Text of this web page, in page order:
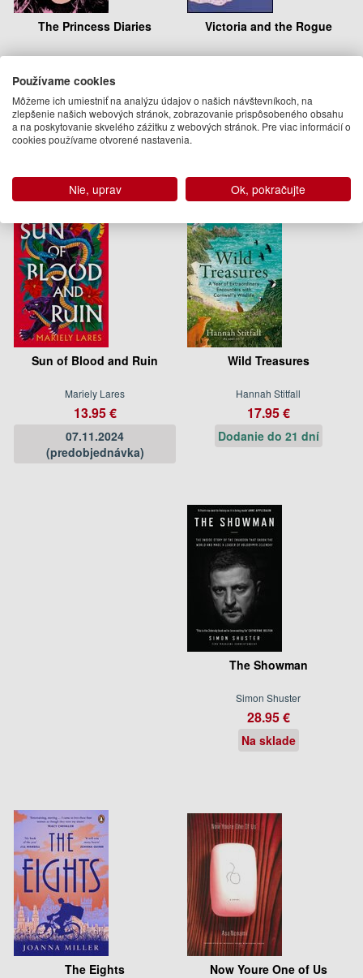
The Princess Diaries
Meg Cabot
12.95 €
Dodanie do 21 dní
Victoria and the Rogue
Meg Cabot
Na objednávku
Podobné knihy
Sun of Blood and Ruin
Mariely Lares
13.95 €
07.11.2024
(predobjednávka)
Wild Treasures
Hannah Stitfall
17.95 €
Dodanie do 21 dní
The Showman
Simon Shuster
28.95 €
Na sklade
The Eights Now Youre One of Us
Používame cookies
Môžeme ich umiestniť na analýzu údajov o našich návštevníkoch, na
zlepšenie našich webových stránok, zobrazovanie prispôsobeného obsahu
a na poskytovanie skvelého zážitku z webových stránok. Pre viac informácií o
cookies používame otvorené nastavenia.
Nie, uprav Ok, pokračujte